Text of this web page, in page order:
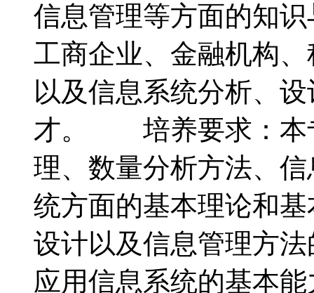
信息管理等方面的知
工商企业、金融机构
以及信息系统分析、
才。 培养要求：本
理、数量分析方法、
统方面的基本理论和
设计以及信息管理方
应用信息系统的基本